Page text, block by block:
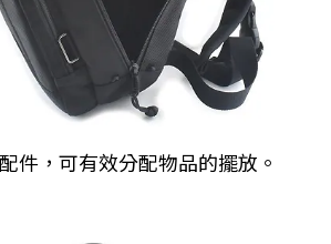
件，可有效分配物品的擺放。